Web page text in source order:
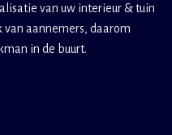
van uw interieur & tuin
aannemers, daarom
in de buurt.